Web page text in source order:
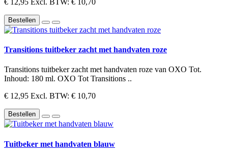
€ 12,95 Excl. BTW: € 10,70
Bestellen
Transitions tuitbeker zacht met handvaten roze
Transitions tuitbeker zacht met handvaten roze van OXO Tot.
Inhoud: 180 ml. OXO Tot Transitions ..
€ 12,95 Excl. BTW: € 10,70
Bestellen
Tuitbeker met handvaten blauw